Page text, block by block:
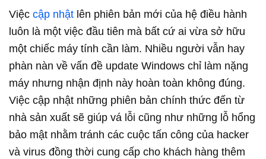
Việc cập nhật lên phiên bản mới của hệ điều hành
luôn là một việc đầu tiên mà bất cứ ai vừa sở hữu
một chiếc máy tính cần làm. Nhiều người vẫn hay
phàn nàn về vấn đề update Windows chỉ làm nặng
máy nhưng nhận định này hoàn toàn không đúng.
Việc cập nhật những phiên bản chính thức đến từ
nhà sản xuất sẽ giúp vá lỗi cũng như những lỗ hổng
bảo mật nhằm tránh các cuộc tấn công của hacker
và virus đồng thời cung cấp cho khách hàng thêm